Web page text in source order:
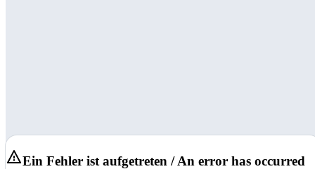
Ein Fehler ist aufgetreten / An error has occurred